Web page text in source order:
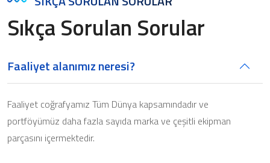
Sıkça Sorulan Sorular
Faaliyet alanımız neresi?
Faaliyet coğrafyamız Tüm Dünya kapsamındadır ve
portföyümüz daha fazla sayıda marka ve çeşitli ekipman
parçasını içermektedir.